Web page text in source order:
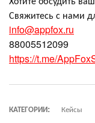
Свяжитесь с нами
info@appfox.ru
88005512099
https://t.me/
КАТЕГОРИИ:
Кейсы